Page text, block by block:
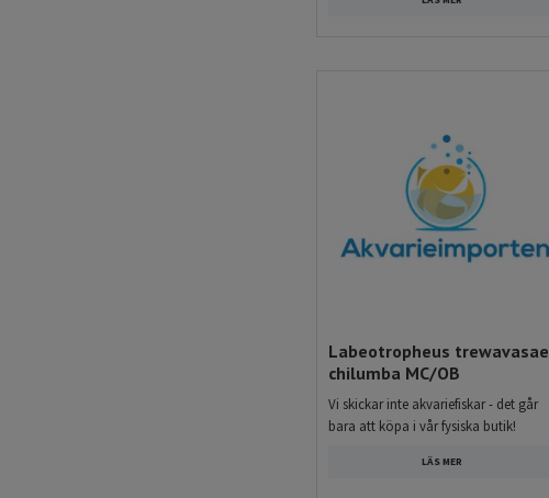
Labeotropheus trewavasae
chilumba MC/OB
Vi skickar inte akvariefiskar - det går
bara att köpa i vår fysiska butik!
LÄS MER